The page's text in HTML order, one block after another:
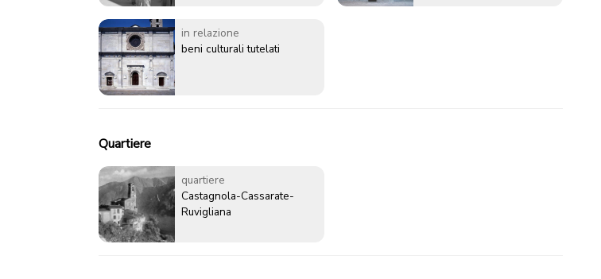
in relazione
beni culturali tutelati
Quartiere
quartiere
Castagnola-Cassarate-
Ruvigliana